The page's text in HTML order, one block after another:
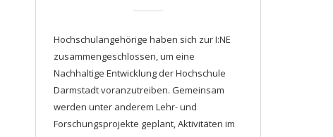
Hochschulangehörige haben sich zur I:NE
zusammengeschlossen, um eine
Nachhaltige Entwicklung der Hochschule
Darmstadt voranzutreiben. Gemeinsam
werden unter anderem Lehr- und
Forschungsprojekte geplant, Aktivitäten im